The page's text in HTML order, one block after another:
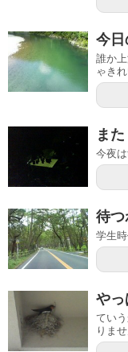
今日
誰か
ゃき
また
今夜は
待つ
学生
やっ
てい
りませ